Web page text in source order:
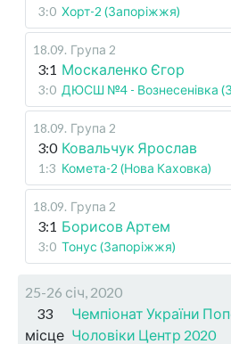
3:0 Хорт-2 (Запоріжжя)
18.09. Група 2
3:1 Москаленко Єгор
3:0 ДЮСШ №4 - Вознесенівка
18.09. Група 2
3:0 Ковальчук Ярослав
1:3 Комета-2 (Нова Каховка)
18.09. Група 2
3:1 Борисов Артем
3:0 Тонус (Запоріжжя)
25-26 січ, 2020
33
місце
Чемпіонат України
Чоловіки Центр 2020